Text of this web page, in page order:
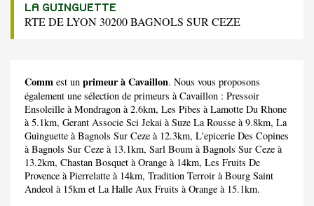
LA GUINGUETTE
RTE DE LYON 30200 BAGNOLS SUR CEZE
Comm est un primeur à Cavaillon. Nous vous proposons
également une sélection de primeurs à Cavaillon : Pressoir
Ensoleille à Mondragon à 2.6km, Les Pibes à Lamotte Du Rhone
à 5.1km, Gerant Associe Sci Jekai à Suze La Rousse à 9.8km, La
Guinguette à Bagnols Sur Ceze à 12.3km, L'epicerie Des Copines
à Bagnols Sur Ceze à 13.1km, Sarl Boum à Bagnols Sur Ceze à
13.2km, Chastan Bosquet à Orange à 14km, Les Fruits De
Provence à Pierrelatte à 14km, Tradition Terroir à Bourg Saint
Andeol à 15km et La Halle Aux Fruits à Orange à 15.1km.